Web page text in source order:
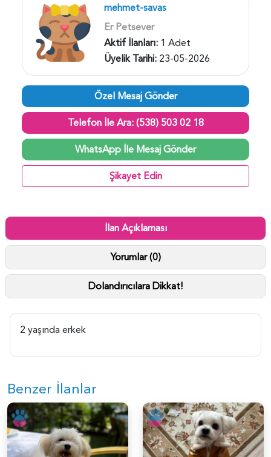
mehmet-savas
Er Petsever
Aktif İlanları: 1 Adet
Üyelik Tarihi: 23-05-2026
Özel Mesaj Gönder
Telefon İle Ara: (538) 503 02 18
WhatsApp İle Mesaj Gönder
Şikayet Edin
İlan Açıklaması
Yorumlar (0)
Dolandırıcılara Dikkat!
2 yaşında erkek
Benzer İlanlar